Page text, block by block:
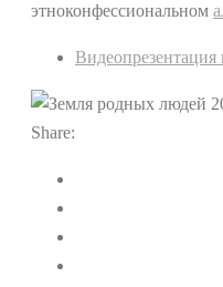
этноконфессиональном
Видеопрезентация
Share: